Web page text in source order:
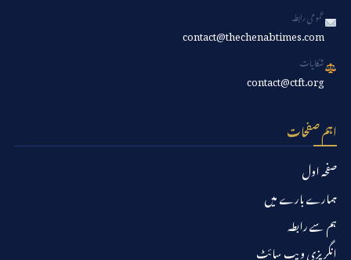
عمومی رابطہ
contact@thechenabtimes.com
شکایات
contact@ctft.org
اہم صفحات
صفحہ اول
ہمارے بارے میں
ہم سے رابطہ
انگریزی ویب سائٹ